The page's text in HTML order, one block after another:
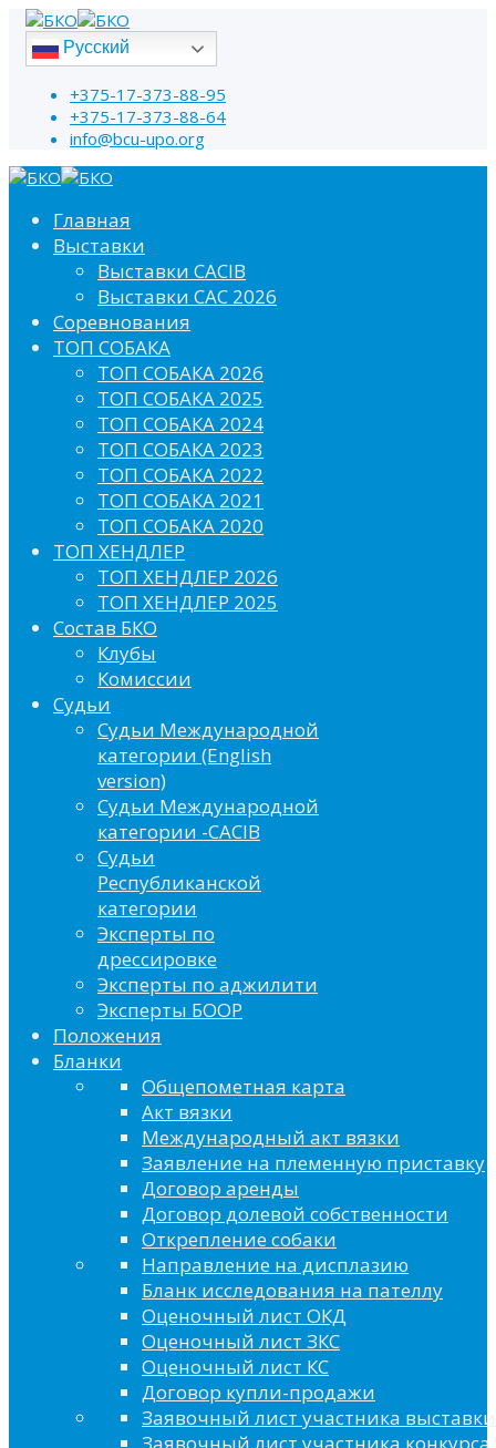
Русский
+375-17-373-88-95
+375-17-373-88-64
info@bcu-upo.org
Главная
Выставки
Выставки CACIB
Выставки САС 2026
Соревнования
ТОП СОБАКА
ТОП СОБАКА 2026
ТОП СОБАКА 2025
ТОП СОБАКА 2024
ТОП СОБАКА 2023
ТОП СОБАКА 2022
ТОП СОБАКА 2021
ТОП СОБАКА 2020
ТОП ХЕНДЛЕР
ТОП ХЕНДЛЕР 2026
ТОП ХЕНДЛЕР 2025
Состав БКО
Клубы
Комиссии
Судьи
Судьи Международной
категории (English
version)
Судьи Международной
категории -CACIB
Судьи
Республиканской
категории
Эксперты по
дрессировке
Эксперты по аджилити
Эксперты БООР
Положения
Бланки
Общепометная карта
Акт вязки
Международный акт вязки
Заявление на племенную приставку
Договор аренды
Договор долевой собственности
Открепление собаки
Направление на дисплазию
Бланк исследования на пателлу
Оценочный лист ОКД
Оценочный лист ЗКС
Оценочный лист КС
Договор купли-продажи
Заявочный лист участника выставки